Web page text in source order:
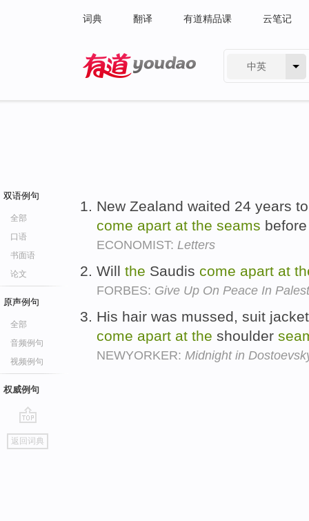
词典 翻译 有道精品课 云笔记
中英
双语例句
全部
口语
书面语
论文
原声例句
全部
音频例句
视频例句
权威例句
go
top
返回词典
New Zealand waited 24 years
come apart at the seams
ECONOMIST: Letters
Will the Saudis come apart at
FORBES: Give Up On Peace In
His hair was mussed, suit
come apart at the shoulder
NEWYORKER: Midnight in